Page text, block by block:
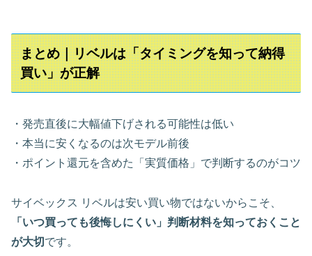
まとめ｜リベルは「タイミングを知って納得
買い」が正解
・発売直後に大幅値下げされる可能性は低い
・本当に安くなるのは次モデル前後
・ポイント還元を含めた「実質価格」で判断するのがコツ
サイベックス リベルは安い買い物ではないからこそ、
「いつ買っても後悔しにくい」判断材料を知っておくこと
が大切 です。